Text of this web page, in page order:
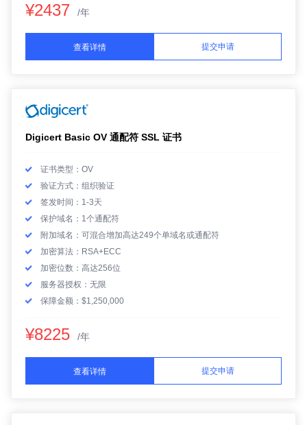
¥2437 /年
查看详情 提交申请
Digicert Basic OV 通配符 SSL 证书
证书类型：OV
验证方式：组织验证
签发时间：1-3天
保护域名：1个通配符
附加域名：可混合增加高达249个单域名或通配符
加密算法：RSA+ECC
加密位数：高达256位
服务器授权：无限
保障金额：$1,250,000
¥8225 /年
查看详情 提交申请